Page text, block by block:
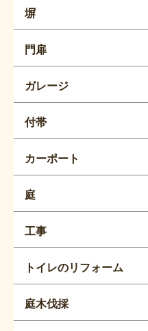
塀
門扉
ガレージ
付帯
カーポート
庭
工事
トイレのリフォーム
庭木伐採